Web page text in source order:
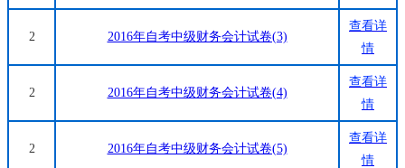
2 2016年自考中级财务会计试卷(3)
查看详
情
2 2016年自考中级财务会计试卷(4)
查看详
情
2 2016年自考中级财务会计试卷(5)
查看详
情